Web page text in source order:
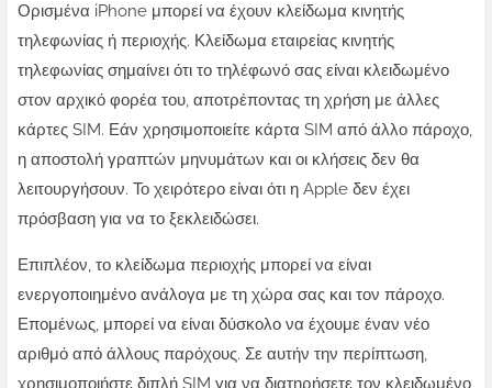
Ορισμένα iPhone μπορεί να έχουν κλείδωμα κινητής
τηλεφωνίας ή περιοχής. Κλείδωμα εταιρείας κινητής
τηλεφωνίας σημαίνει ότι το τηλέφωνό σας είναι κλειδωμένο
στον αρχικό φορέα του, αποτρέποντας τη χρήση με άλλες
κάρτες SIM. Εάν χρησιμοποιείτε κάρτα SIM από άλλο πάροχο,
η αποστολή γραπτών μηνυμάτων και οι κλήσεις δεν θα
λειτουργήσουν. Το χειρότερο είναι ότι η Apple δεν έχει
πρόσβαση για να το ξεκλειδώσει.
Επιπλέον, το κλείδωμα περιοχής μπορεί να είναι
ενεργοποιημένο ανάλογα με τη χώρα σας και τον πάροχο.
Επομένως, μπορεί να είναι δύσκολο να έχουμε έναν νέο
αριθμό από άλλους παρόχους. Σε αυτήν την περίπτωση,
χρησιμοποιήστε διπλή SIM για να διατηρήσετε τον κλειδωμένο